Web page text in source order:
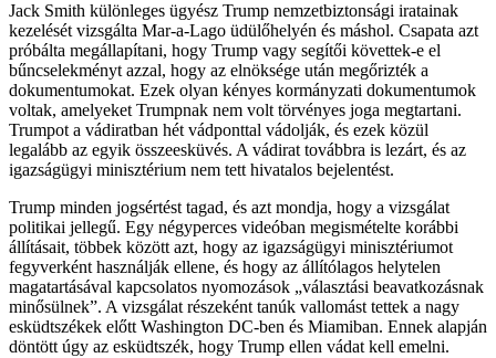
Jack Smith különleges ügyész Trump nemzetbiztonsági iratainak
kezelését vizsgálta Mar-a-Lago üdülőhelyén és máshol. Csapata azt
próbálta megállapítani, hogy Trump vagy segítői követtek-e el
bűncselekményt azzal, hogy az elnöksége után megőrizték a
dokumentumokat. Ezek olyan kényes kormányzati dokumentumok
voltak, amelyeket Trumpnak nem volt törvényes joga megtartani.
Trumpot a vádiratban hét vádponttal vádolják, és ezek közül
legalább az egyik összeesküvés. A vádirat továbbra is lezárt, és az
igazságügyi minisztérium nem tett hivatalos bejelentést.
Trump minden jogsértést tagad, és azt mondja, hogy a vizsgálat
politikai jellegű. Egy négyperces videóban megismételte korábbi
állításait, többek között azt, hogy az igazságügyi minisztériumot
fegyverként használják ellene, és hogy az állítólagos helytelen
magatartásával kapcsolatos nyomozások „választási beavatkozásnak
minősülnek”. A vizsgálat részeként tanúk vallomást tettek a nagy
esküdtszékek előtt Washington DC-ben és Miamiban. Ennek alapján
döntött úgy az esküdtszék, hogy Trump ellen vádat kell emelni.